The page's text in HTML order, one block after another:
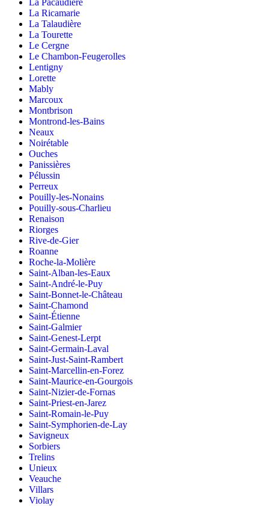
La Ricamarie
La Talaudière
La Tourette
Le Cergne
Le Chambon-Feugerolles
Lentigny
Lorette
Mably
Marcoux
Montbrison
Montrond-les-Bains
Neaux
Noirétable
Ouches
Panissières
Pélussin
Perreux
Pouilly-les-Nonains
Pouilly-sous-Charlieu
Renaison
Riorges
Rive-de-Gier
Roanne
Roche-la-Molière
Saint-Alban-les-Eaux
Saint-André-le-Puy
Saint-Bonnet-le-Château
Saint-Chamond
Saint-Étienne
Saint-Galmier
Saint-Genest-Lerpt
Saint-Germain-Laval
Saint-Just-Saint-Rambert
Saint-Marcellin-en-Forez
Saint-Maurice-en-Gourgois
Saint-Nizier-de-Fornas
Saint-Priest-en-Jarez
Saint-Romain-le-Puy
Saint-Symphorien-de-Lay
Savigneux
Sorbiers
Trelins
Unieux
Veauche
Villars
Violay